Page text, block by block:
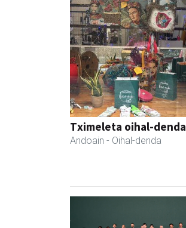
Tximeleta oihal-denda
Andoain - Oihal-denda